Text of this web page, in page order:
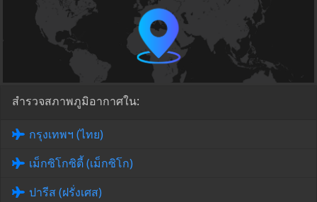
สำรวจสภาพภูมิอากาศใน:
กรุงเทพฯ (ไทย)
เม็กซิโกซิตี้ (เม็กซิโก)
ปารีส (ฝรั่งเศส)